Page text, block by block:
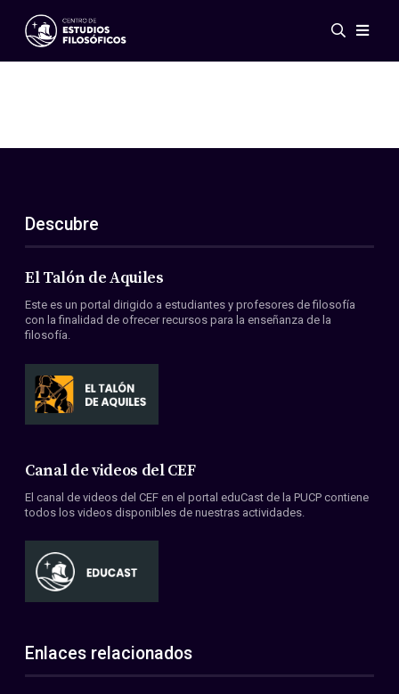
Eventos
ES
EN
Acerca de nosotros
Miembros
Convenios
Descubre
El Talón de Aquiles
Este es un portal dirigido a estudiantes y profesores de filosofía
con la finalidad de ofrecer recursos para la enseñanza de la
filosofía.
Canal de videos del CEF
El canal de videos del CEF en el portal eduCast de la PUCP contiene
todos los videos disponibles de nuestras actividades.
Enlaces relacionados